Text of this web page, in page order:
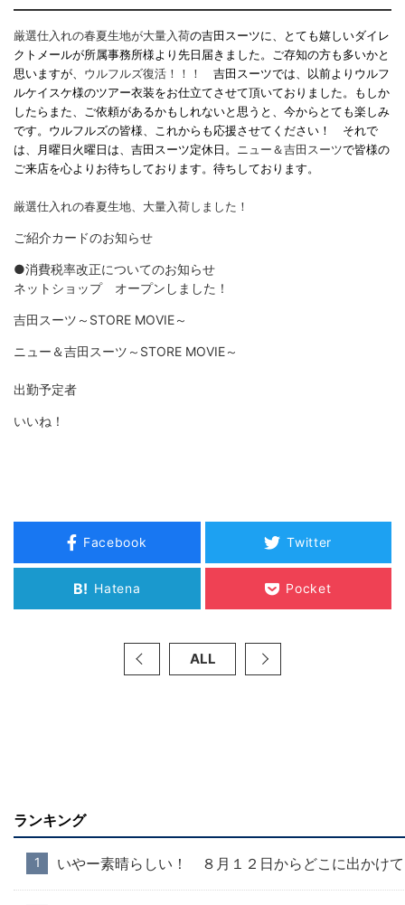
厳選仕入れの春夏生地が大量入荷の吉田スーツに、とても嬉しいダイレ
クトメールが所属事務所様より先日届きました。ご存知の方も多いかと
思いますが、 ウルフルズ復活！！！
吉田スーツでは、以前よりウルフ
ルケイスケ様のツアー衣装をお仕立てさせて頂いておりました。もしか
したらまた、ご依頼があるかもしれないと思うと、今からとても楽しみ
です。ウルフルズの皆様、これからも応援させてください！ それで
は、月曜日火曜日は、吉田スーツ定休日。
ニュー＆吉田スーツで皆様の
ご来店を心よりお待ちしております。待ちしております。
厳選仕入れの春夏生地、大量入荷しました！
ご紹介カードのお知らせ
●消費税率改正についてのお知らせ
ネットショップ オープンしました！
吉田スーツ～STORE MOVIE～
ニュー＆吉田スーツ～STORE MOVIE～
出勤予定者
いいね！
Facebook Twitter
B! Hatena Pocket
ALL
ランキング
いやー素晴らしい！ ８月１２日からどこに出かけ